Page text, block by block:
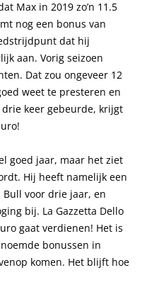
Max in 2019 zo’n 11.5
nog een bonus van
dat hij
aan. Vorig seizoen
Dat zou ongeveer 12
weet te presteren en
keer gebeurde, krijgt
goed jaar, maar het ziet
Hij heeft namelijk een
voor drie jaar, en
bij. La Gazzetta Dello
gaat verdienen! Het is
bonussen in
komen. Het blijft hoe